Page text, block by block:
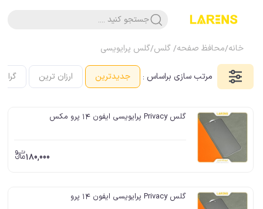
جستجو کنید ....
خانه/محافظ صفحه/ گلس/گلس پرایویسی
مرتب سازی براساس : جدیدترین ارزان ترین
گلس Privacy پرایویسی ایفون 14 پرو مکس
180,000
گلس Privacy پرایویسی ایفون 14 پرو